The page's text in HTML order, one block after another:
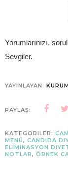
Yorumlarınızı,
Sevgiler.
YAYINLAYAN:
PAYLAŞ:
KATEGORILER:
MENÜ, CANDIDA
ELIMINASYON
NOTLAR, ÖRNEK